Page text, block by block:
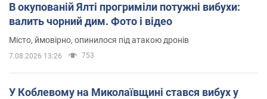
В окупованій Ялті прогриміли потужні вибухи:
валить чорний дим. Фото і відео
Місто, ймовірно, опинилося під атакою дронів
7.08.2026 13:26 753
У Коблевому на Миколаївщині стався вибух у